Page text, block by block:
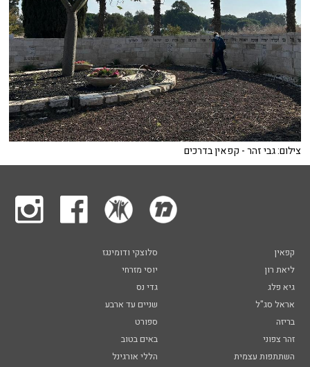
צילום: גבי זהר - קפאין בדרכים
קפאין
סלוצקי ודומינגז
ליאת רון
יוסי מזרחי
גיא פלג
גדי נס
אראל סג"ל
שניים עד ארבע
בריזה
ספורט
זהר צפוני
באים בטוב
השתתפות עצמית
הללי אורגינל